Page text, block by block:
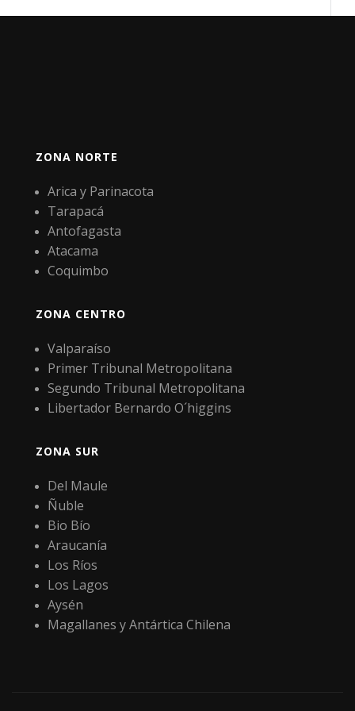
ZONA NORTE
Arica y Parinacota
Tarapacá
Antofagasta
Atacama
Coquimbo
ZONA CENTRO
Valparaíso
Primer Tribunal Metropolitana
Segundo Tribunal Metropolitana
Libertador Bernardo O´higgins
ZONA SUR
Del Maule
Ñuble
Bio Bío
Araucanía
Los Ríos
Los Lagos
Aysén
Magallanes y Antártica Chilena